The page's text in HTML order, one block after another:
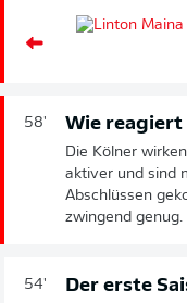
58' Wie reagiert
Die Kölner
aktiver und sind
Abschlüssen
zwingend genug.
54' Der erste